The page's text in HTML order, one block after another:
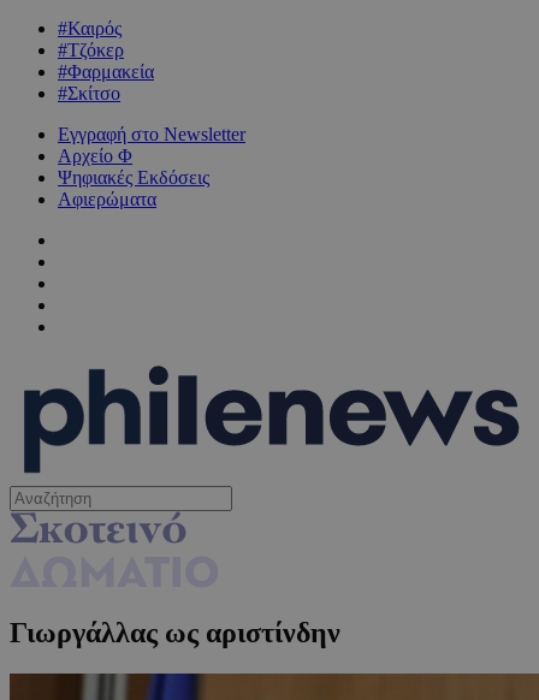
#Καιρός
#Τζόκερ
#Φαρμακεία
#Σκίτσο
Εγγραφή στο Newsletter
Αρχείο Φ
Ψηφιακές Εκδόσεις
Αφιερώματα
Γιωργάλλας ως αριστίνδην